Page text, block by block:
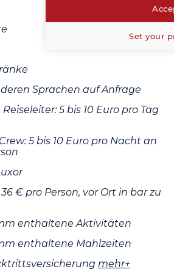
Sprachen auf Anfrage
5 bis 10 Euro pro Tag
5 bis 10 Euro pro Nacht an
€ pro Person, vor Ort in bar zu
enthaltene Aktivitäten
enthaltene Mahlzeiten
mehr+
Set your